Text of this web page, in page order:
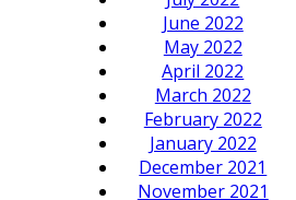
June 2022
May 2022
April 2022
March 2022
February 2022
January 2022
December 2021
November 2021